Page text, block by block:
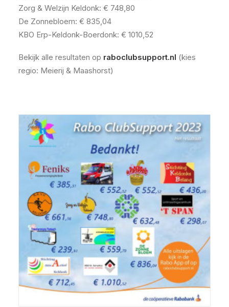
Zorg & Welzijn Keldonk: € 748,80
De Zonnebloem: € 835,04
KBO Erp-Keldonk-Boerdonk: € 1010,52
Bekijk alle resultaten op raboclubsupport.nl (kies
regio: Meierij & Maashorst)